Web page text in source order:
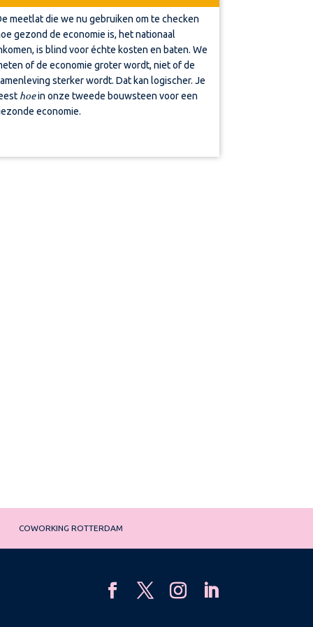
meetlat die we nu gebruiken om te checken
gezond de economie is, het nationaal
is blind voor échte kosten en baten. We
of de economie groter wordt, niet of de
sterker wordt. Dat kan logischer. Je
hoein onze tweede bouwsteen voor een
economie.
COWORKING ROTTERDAM